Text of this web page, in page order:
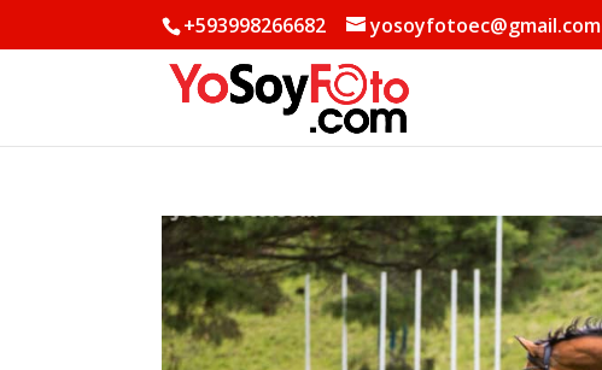
+593998266682 yosoyfotoec@gmail.com